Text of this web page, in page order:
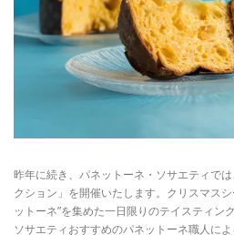
昨年に続き、パネットーネ・ソサエティで
クション」を開催いたします。クリスマス
ットーネ”を集めた一日限りのテイスティン
ソサエティおすすめのパネットーネ職人に